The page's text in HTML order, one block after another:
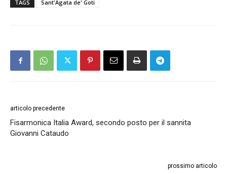
TAGS Sant'Agata de' Goti
articolo precedente
Fisarmonica Italia Award, secondo posto per il sannita
Giovanni Cataudo
prossimo articolo